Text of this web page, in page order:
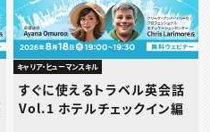
キャリア・ヒューマンスキル
すぐに使えるトラベル英会話
Vol.1 ホテルチェックイン編